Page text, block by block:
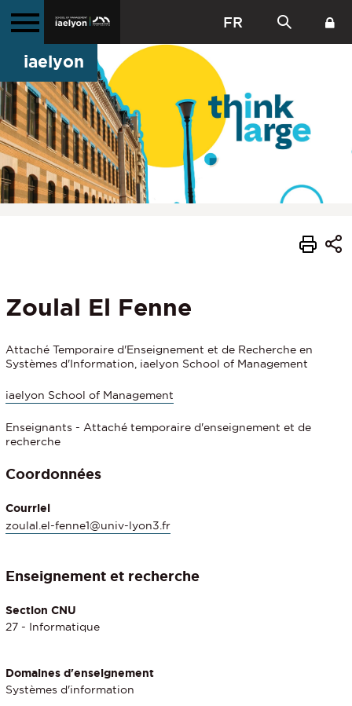
FR
iaelyon
Zoulal El Fenne
Attaché Temporaire d'Enseignement et de Recherche en
Systèmes d'Information, iaelyon School of Management
iaelyon School of Management
Enseignants - Attaché temporaire d'enseignement et de
recherche
Coordonnées
Courriel
zoulal.el-fenne1@univ-lyon3.fr
Enseignement et recherche
Section CNU
27 - Informatique
Domaines d'enseignement
Systèmes d'information